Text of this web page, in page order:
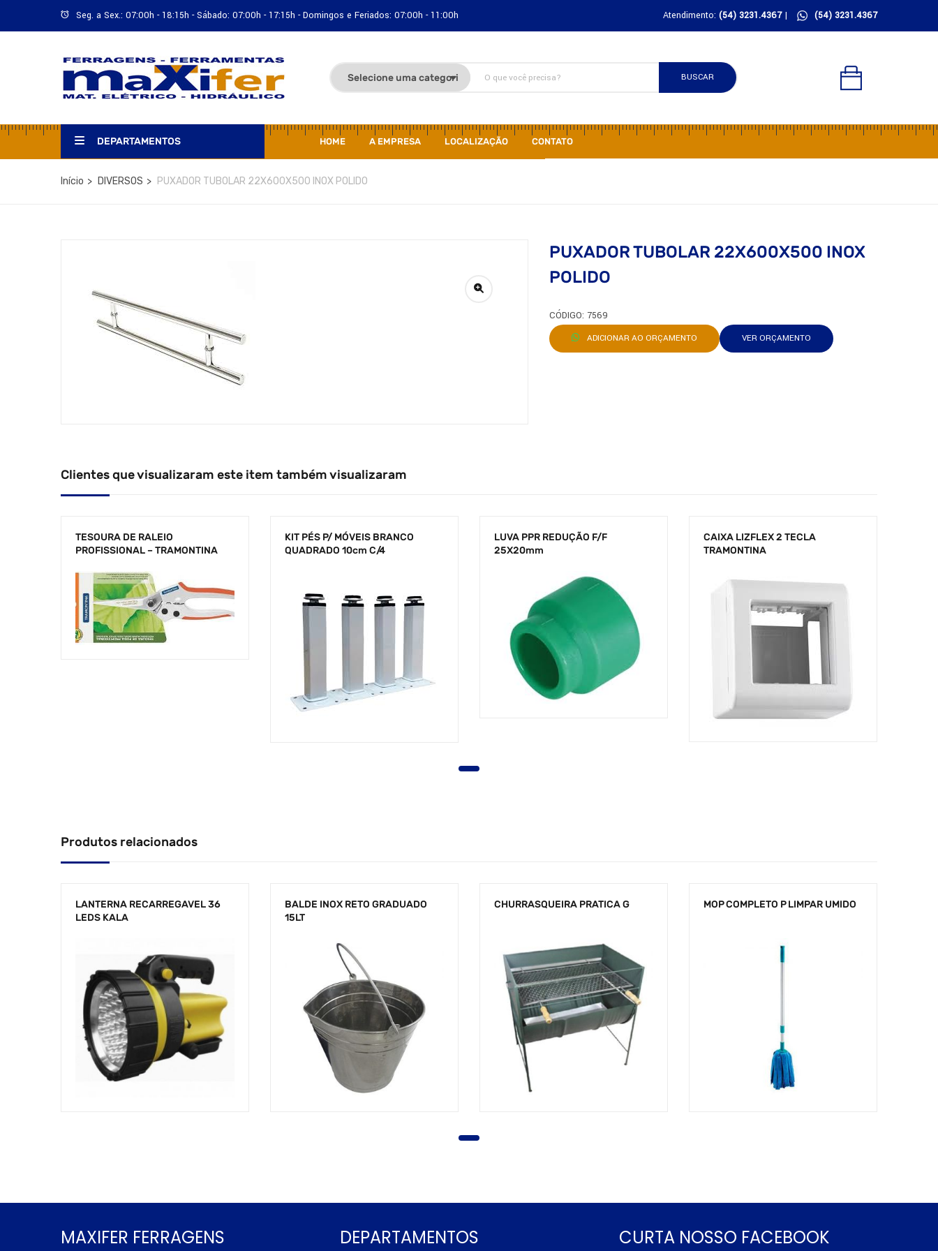
Seg. a Sex.: 07:00h - 18:15h - Sábado: 07:00h - 17:15h - Domingos e Feriados: 07:00h - 11:00h Atendimento: (54) 3231.4367| (54) 3231.4367
BUSCAR
DEPARTAMENTOS HOME A EMPRESA LOCALIZAÇÃO CONTATO
Início DIVERSOS PUXADOR TUBOLAR 22X600X500 INOX POLIDO
PUXADOR TUBOLAR 22X600X500 INOX
POLIDO
CÓDIGO: 7569
ADICIONAR AO ORÇAMENTO VER ORÇAMENTO
Clientes que visualizaram este item também visualizaram
TESOURA DE RALEIO
PROFISSIONAL – TRAMONTINA
KIT PÉS P/ MÓVEIS BRANCO
QUADRADO 10cm C/4
LUVA PPR REDUÇÃO F/F
25X20mm
CAIXA LIZFLEX 2 TECLA
TRAMONTINA
Produtos relacionados
LANTERNA RECARREGAVEL 36
LEDS KALA
BALDE INOX RETO GRADUADO
15LT
CHURRASQUEIRA PRATICA G MOP COMPLETO P LIMPAR UMIDO
MAXIFER FERRAGENS DEPARTAMENTOS CURTA NOSSO FACEBOOK